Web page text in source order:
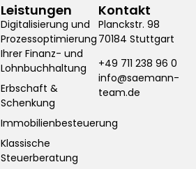
Leistungen
Digitalisierung und
Prozessoptimierung
Ihrer Finanz- und
Lohnbuchhaltung
Erbschaft &
Schenkung
Immobilienbesteuerung
Klassische
Steuerberatung
Kontakt
Planckstr. 98
70184 Stuttgart
+49 711 238 96 0
info@saemann-
team.de